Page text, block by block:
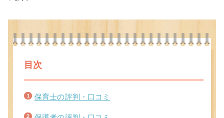
目次
保育士の評判・口コミ